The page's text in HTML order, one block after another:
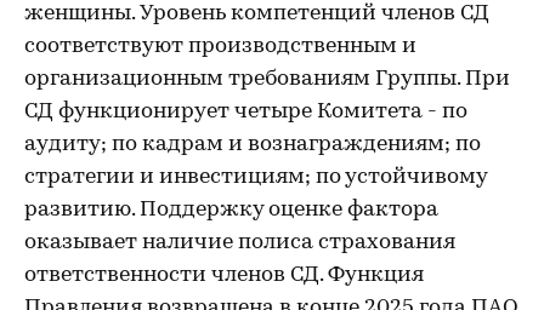
женщины. Уровень компетенций членов СД
соответствуют производственным и
организационным требованиям Группы. При
СД функционирует четыре Комитета - по
аудиту; по кадрам и вознаграждениям; по
стратегии и инвестициям; по устойчивому
развитию. Поддержку оценке фактора
оказывает наличие полиса страхования
ответственности членов СД. Функция